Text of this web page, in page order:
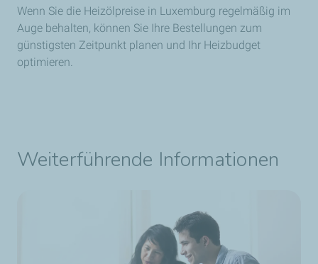
Wenn Sie die Heizölpreise in Luxemburg regelmäßig im
Auge behalten, können Sie Ihre Bestellungen zum
günstigsten Zeitpunkt planen und Ihr Heizbudget
optimieren.
Weiterführende Informationen